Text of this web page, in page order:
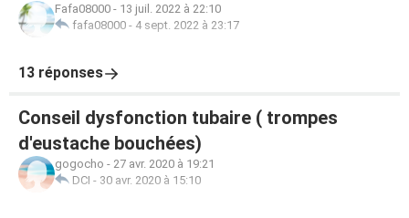
Fafa08000 - 13 juil. 2022 à 22:10
fafa08000 - 4 sept. 2022 à 23:17
13 réponses
Conseil dysfonction tubaire ( trompes
d'eustache bouchées)
gogocho - 27 avr. 2020 à 19:21
DCI - 30 avr. 2020 à 15:10